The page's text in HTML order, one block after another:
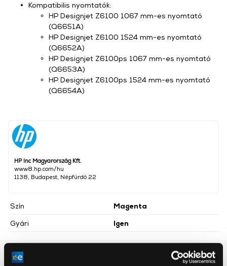
HP Inc Magyarország Kft.
www8.hp.com/hu
1138, Budapest, Népfürdő 22
Szín
Magenta
Gyári
Igen
Kompatibilis nyomtatók:
HP Designjet Z6100 1067 mm-es nyomtató
(Q6651A)
HP Designjet Z6100 1524 mm-es nyomtató
(Q6652A)
HP Designjet Z6100ps 1067 mm-es nyomtató
(Q6653A)
HP Designjet Z6100ps 1524 mm-es nyomtató
(Q6654A)
Részletes ismertető